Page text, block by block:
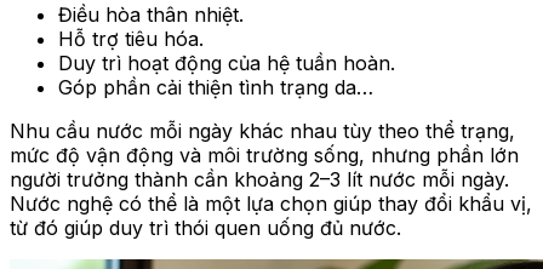
Điều hòa thân nhiệt.
Hỗ trợ tiêu hóa.
Duy trì hoạt động của hệ tuần hoàn.
Góp phần cải thiện tình trạng da…
Nhu cầu nước mỗi ngày khác nhau tùy theo thể trạng,
mức độ vận động và môi trường sống, nhưng phần lớn
người trưởng thành cần khoảng 2–3 lít nước mỗi ngày.
Nước nghệ có thể là một lựa chọn giúp thay đổi khẩu vị,
từ đó giúp duy trì thói quen uống đủ nước.